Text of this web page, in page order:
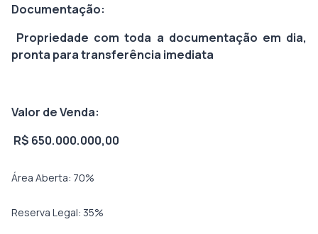
Documentação:
Propriedade com toda a documentação em dia,
pronta para transferência imediata
Valor de Venda:
R$ 650.000.000,00
Área Aberta: 70%
Reserva Legal: 35%